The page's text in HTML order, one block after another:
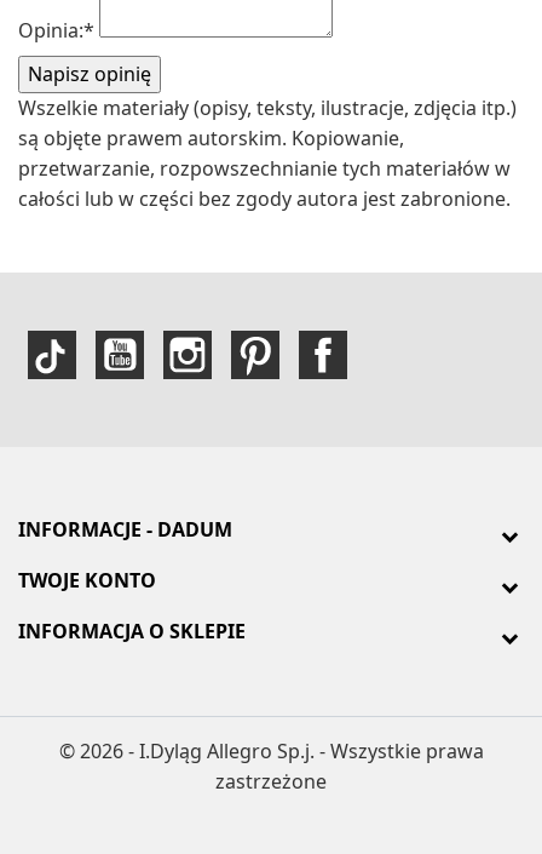
Opinia:*
Wszelkie materiały (opisy, teksty, ilustracje, zdjęcia itp.)
są objęte prawem autorskim. Kopiowanie,
przetwarzanie, rozpowszechnianie tych materiałów w
całości lub w części bez zgody autora jest zabronione.
INFORMACJE - DADUM
TWOJE KONTO
INFORMACJA O SKLEPIE
© 2026 - I.Dyląg Allegro Sp.j. - Wszystkie prawa
zastrzeżone